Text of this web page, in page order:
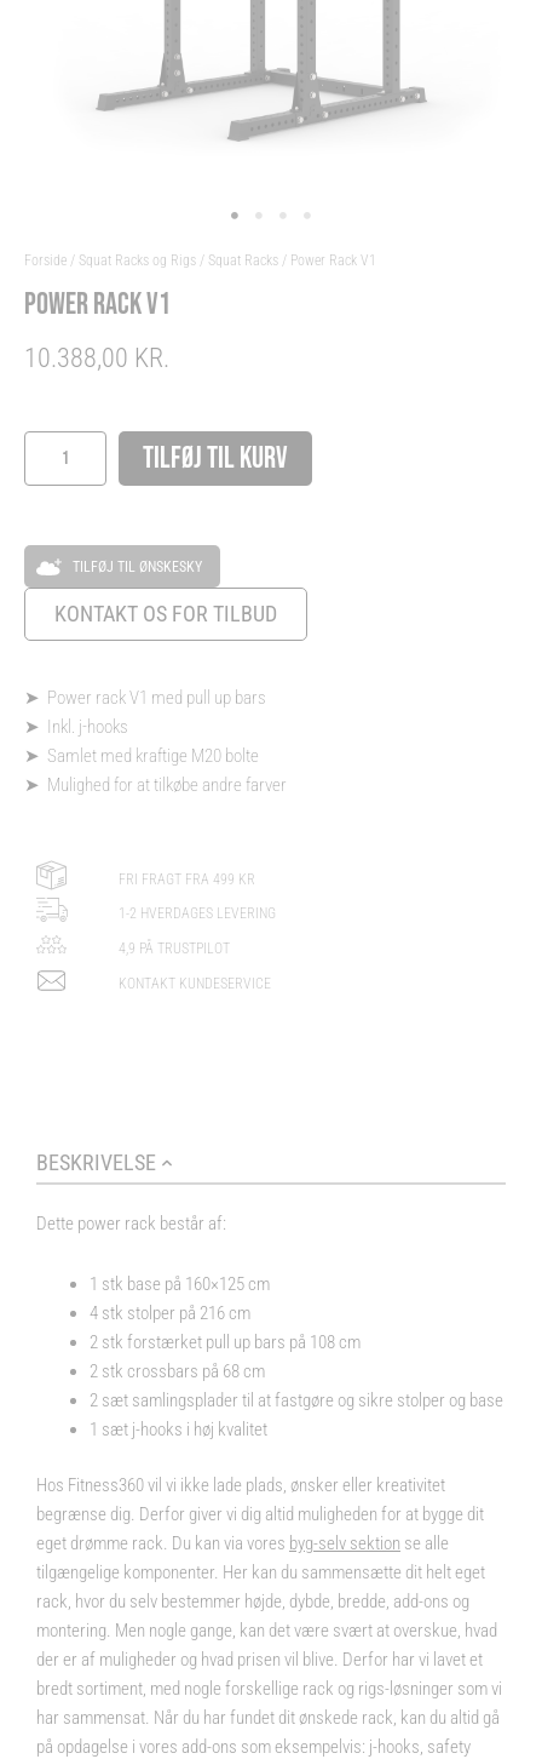
Forside / Squat Racks og Rigs / Squat Racks / Power Rack V1
POWER RACK V1
10.388,00 KR.
TILFØJ TIL KURV
TILFØJ TIL ØNSKESKY
KONTAKT OS FOR TILBUD
➤ Power rack V1 med pull up bars
➤ Inkl. j-hooks
➤ Samlet med kraftige M20 bolte
➤ Mulighed for at tilkøbe andre farver
FRI FRAGT FRA 499 KR
1-2 HVERDAGES LEVERING
4,9 PÅ TRUSTPILOT
KONTAKT KUNDESERVICE
BESKRIVELSE
Dette power rack består af:
1 stk base på 160×125 cm
4 stk stolper på 216 cm
2 stk forstærket pull up bars på 108 cm
2 stk crossbars på 68 cm
2 sæt samlingsplader til at fastgøre og sikre stolper og base
1 sæt j-hooks i høj kvalitet
Hos Fitness360 vil vi ikke lade plads, ønsker eller kreativitet
begrænse dig. Derfor giver vi dig altid muligheden for at bygge dit
eget drømme rack. Du kan via vores byg-selv sektion se alle
tilgængelige komponenter. Her kan du sammensætte dit helt eget
rack, hvor du selv bestemmer højde, dybde, bredde, add-ons og
montering. Men nogle gange, kan det være svært at overskue, hvad
der er af muligheder og hvad prisen vil blive. Derfor har vi lavet et
bredt sortiment, med nogle forskellige rack og rigs-løsninger som vi
har sammensat. Når du har fundet dit ønskede rack, kan du altid gå
på opdagelse i vores add-ons som eksempelvis: j-hooks, safety